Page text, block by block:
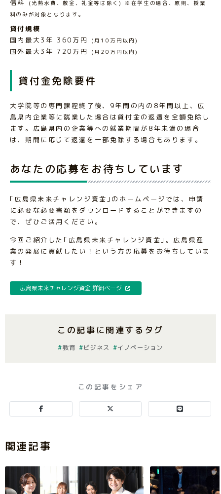
借料
(光熱水費、敷金、礼金等は除く) ※在学生の場合、原則、授業
料のみが対象となります。
貸付規模
国内最大3年 360万円
(月10万円以内)
国外最大3年 720万円 (月20万円以内)
貸付金免除要件
大学院等の専門課程終了後、9年間の内の8年間以上、広
島県内企業等に就業した場合は貸付金の返還を全額免除し
ます。広島県内の企業等への就業期間が8年未満の場合
は、期間に応じて返還を一部免除する場合もあります。
あなたの応募をお待ちしています
｢広島県未来チャレンジ資金｣のホームページでは、申請
に必要な必要書類をダウンロードすることができますの
で、ぜひご活用ください。
今回ご紹介した｢広島県未来チャレンジ資金｣。広島県産
業の発展に貢献したい！という方の応募をお待ちしていま
す！
広島県未来チャレンジ資金 詳細ページ
この記事に関連するタグ
教育 ビジネス イノベーション
この記事をシェア
関連記事